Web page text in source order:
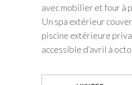
avec mobilier et four à
Un spa extérieur
piscine extérieure
accessible d’avril à